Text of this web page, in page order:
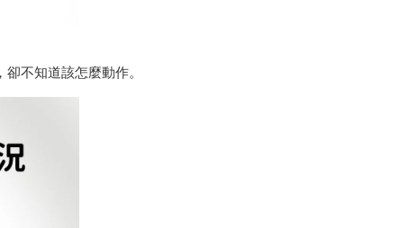
不知道該怎麼動作。